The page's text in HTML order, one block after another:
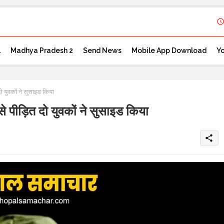
Madhya Pradesh 2 Send News Mobile App Download
युवकों ने सुसाइड किया
दो युवकों ने सुसाइड किया
share